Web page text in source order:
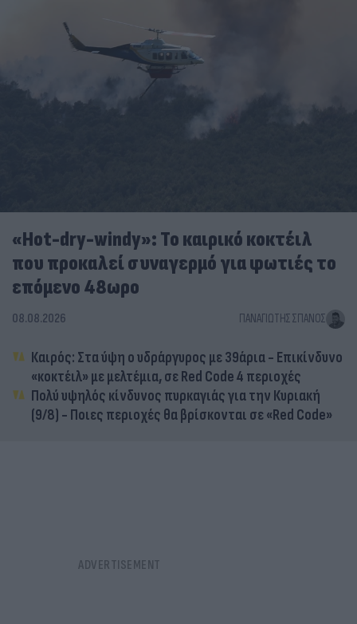
«Hot-dry-windy»: Το καιρικό κοκτέιλ
που προκαλεί συναγερμό για φωτιές το
επόμενο 48ωρο
08.08.2026 ΠΑΝΑΓΙΏΤΗΣ ΣΠΑΝΌΣ
Καιρός: Στα ύψη ο υδράργυρος με 39άρια - Επικίνδυνο
«κοκτέιλ» με μελτέμια, σε Red Code 4 περιοχές
Πολύ υψηλός κίνδυνος πυρκαγιάς για την Κυριακή
(9/8) - Ποιες περιοχές θα βρίσκονται σε «Red Code»